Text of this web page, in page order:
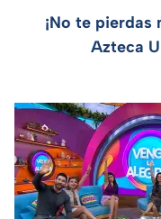
¡No te pierdas
Azteca